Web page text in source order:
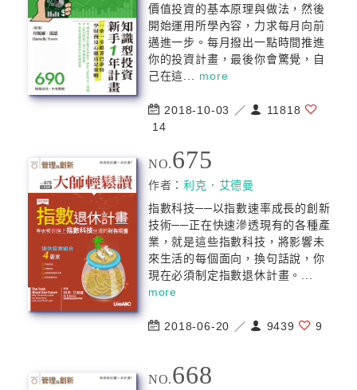
價值投資的基本原理與做法，然後
開始運用所學內容，力求每月向前
邁進一步。每月撥出一點時間推進
你的投資計畫，最後你會驚覺，自
己在這... more
2018-10-03 ／
11818
14
NO.675
作者：利克．艾德曼
指數科技──以指數速率成長的創新
技術──正在快速滲透現有的各種產
業，就是這些指數科技，將影響未
來生活的每個面向，換句話說，你
現在必須制定指數退休計畫。...
more
2018-06-20 ／ 9439 9
NO.668